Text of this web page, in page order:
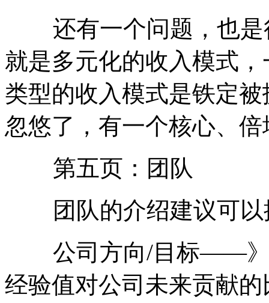
还有一个问题，也是
就是多元化的收入模式
类型的收入模式是铁定
忽悠了，有一个核心、
第五页：团队
团队的介绍建议可以
公司方向/目标——》
经验值对公司未来贡献